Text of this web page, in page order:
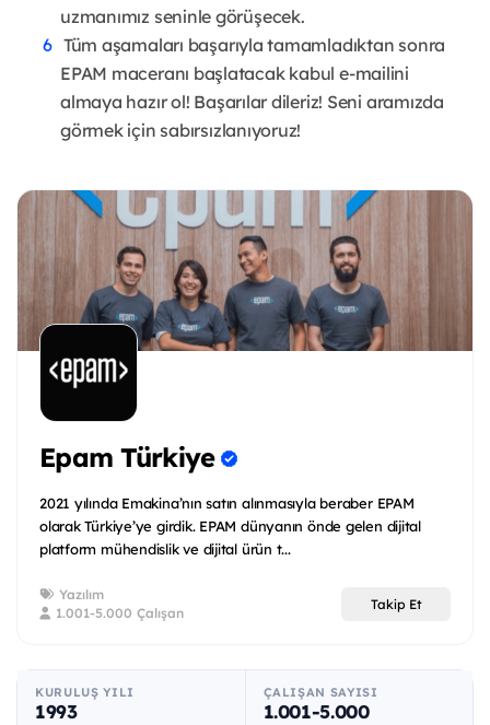
uzmanımız seninle görüşecek.
Tüm aşamaları başarıyla tamamladıktan sonra
EPAM maceranı başlatacak kabul e-mailini
almaya hazır ol! Başarılar dileriz! Seni aramızda
görmek için sabırsızlanıyoruz!
Epam Türkiye
2021 yılında Emakina’nın satın alınmasıyla beraber EPAM
olarak Türkiye’ye girdik. EPAM dünyanın önde gelen dijital
platform mühendislik ve dijital ürün t...
Yazılım
1.001-5.000 Çalışan
Takip Et
KURULUŞ YILI
1993
ÇALIŞAN SAYISI
1.001-5.000